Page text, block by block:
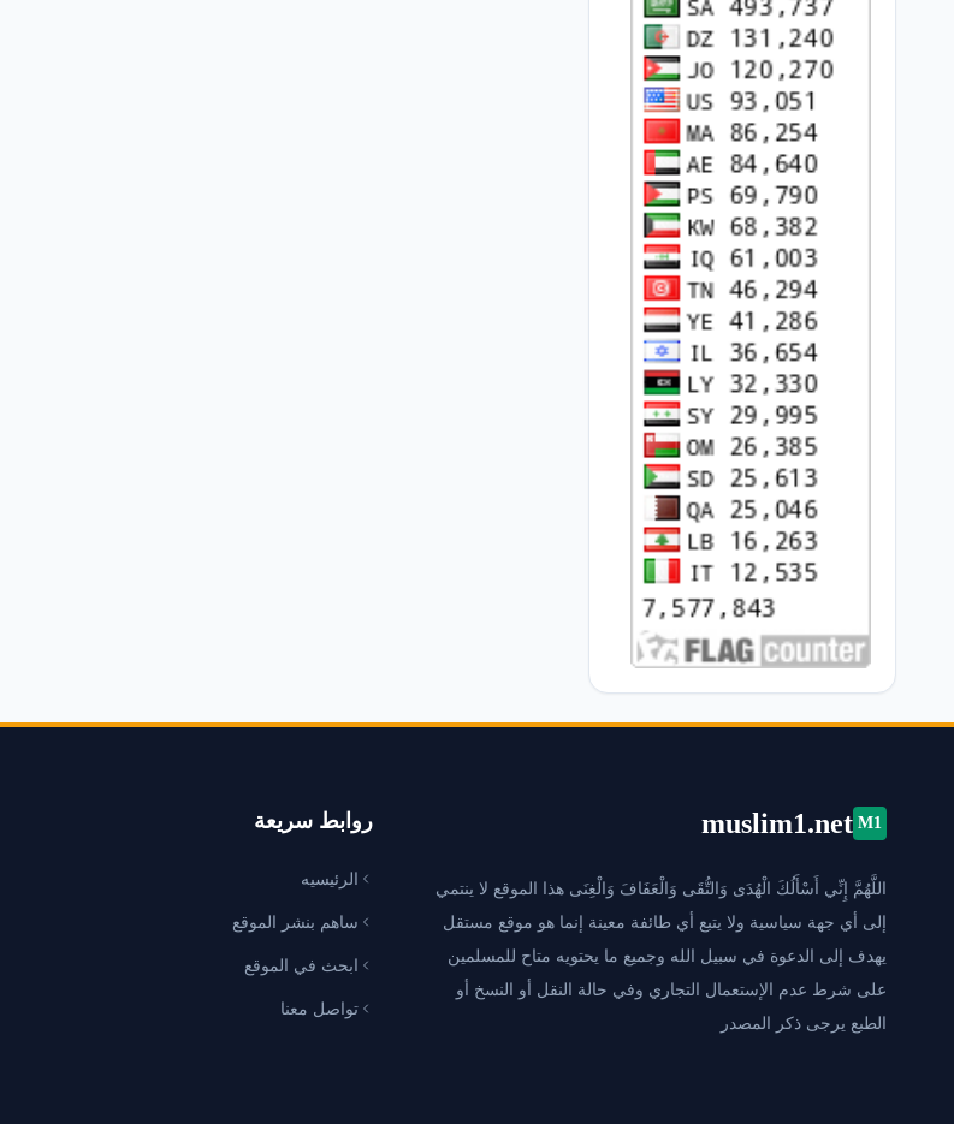
M1
muslim1.net
اللَّهُمَّ إِنِّي أَسْأَلُكَ الْهُدَى وَالتُّقَى وَالْعَفَافَ وَالْغِنَى هذا الموقع لا ينتمي
إلى أي جهة سياسية ولا يتبع أي طائفة معينة إنما هو موقع مستقل
يهدف إلى الدعوة في سبيل الله وجميع ما يحتويه متاح للمسلمين
على شرط عدم الإستعمال التجاري وفي حالة النقل أو النسخ أو
الطبع يرجى ذكر المصدر
روابط سريعة
الرئيسيه
ساهم بنشر الموقع
ابحث في الموقع
تواصل معنا